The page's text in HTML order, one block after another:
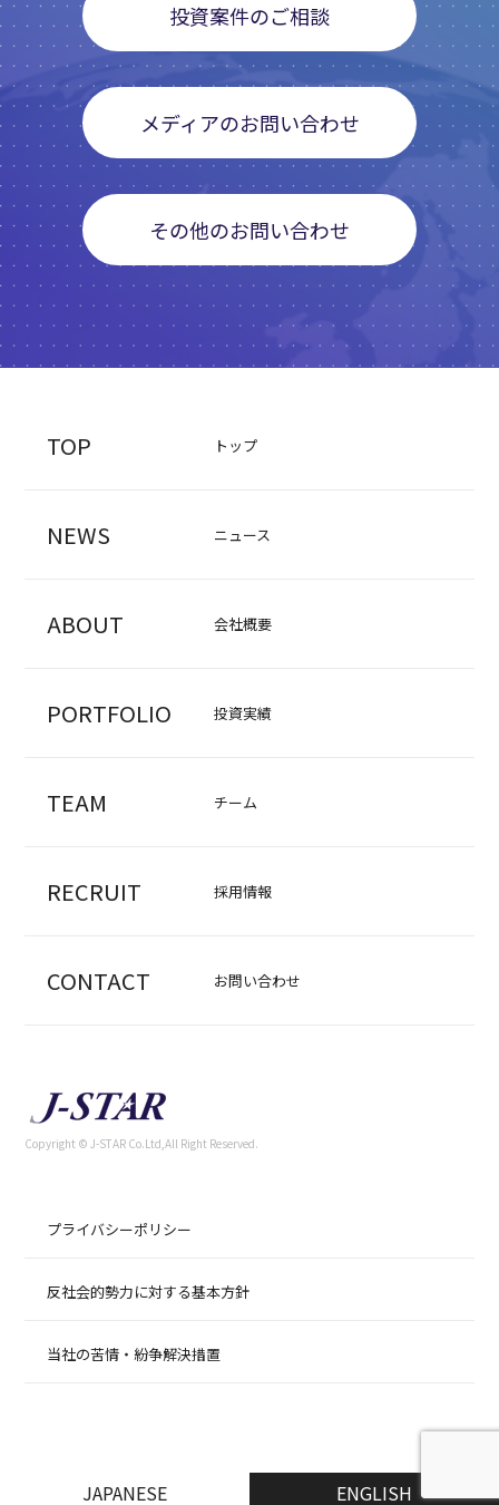
投資案件のご相談
メディアのお問い合わせ
その他のお問い合わせ
TOP トップ
NEWS ニュース
ABOUT 会社概要
PORTFOLIO 投資実績
TEAM チーム
RECRUIT 採用情報
CONTACT お問い合わせ
Copyright © J-STAR Co.Ltd,All Right Reserved.
プライバシーポリシー
反社会的勢力に対する基本方針
当社の苦情・紛争解決措置
JAPANESE ENGLISH